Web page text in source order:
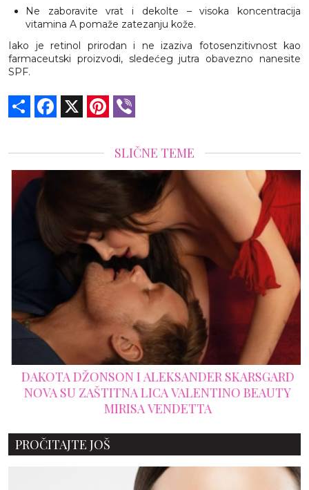
Ne zaboravite vrat i dekolte – visoka koncentracija
vitamina A pomaže zatezanju kože.
Iako je retinol prirodan i ne izaziva fotosenzitivnost kao
farmaceutski proizvodi, sledećeg jutra obavezno nanesite
SPF.
Share Facebook Pinterest
SLIČNE TEME
DAKOTA DŽONSON I ALEKSANDER SKARSGARD
NOVA SU ZAŠTITNA LICA VALENTINO BEAUTY
MIRISA VENDETTA
PROČITAJTE JOŠ